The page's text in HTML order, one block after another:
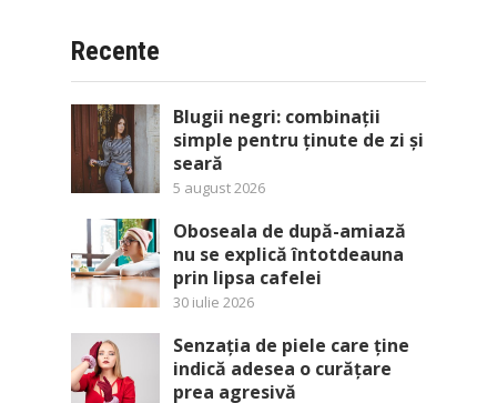
Recente
Blugii negri: combinații
simple pentru ținute de zi și
seară
5 august 2026
Oboseala de după-amiază
nu se explică întotdeauna
prin lipsa cafelei
30 iulie 2026
Senzația de piele care ține
indică adesea o curățare
prea agresivă